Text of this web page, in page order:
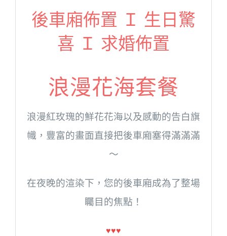
後車廂佈置 Ｉ 生日驚
喜 Ｉ 求婚佈置
浪漫花海套餐
浪漫紅玫瑰的鮮花花海以及感動的告白旗
幟，豐富的畫面直接把後車廂塞得滿滿滿
～
在夜晚的渲染下，您的後車廂成為了整場
矚目的焦點！
♥♥♥